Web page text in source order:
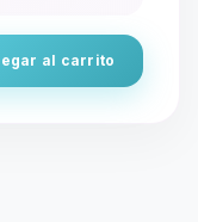
al carrito